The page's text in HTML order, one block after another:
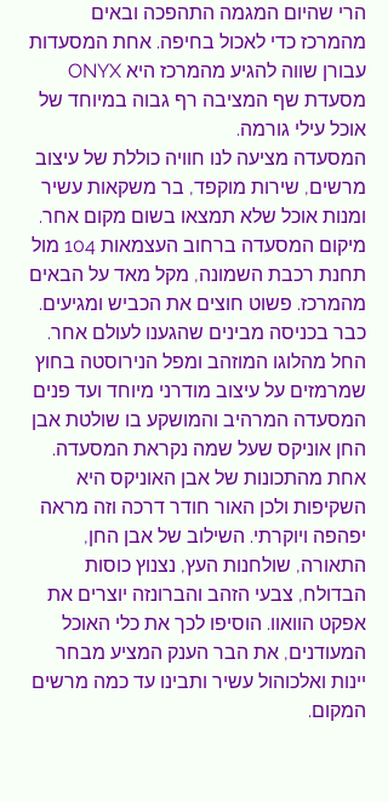
הרי שהיום המגמה התהפכה ובאים
מהמרכז כדי לאכול בחיפה. אחת המסעדות
מסעדת שף המציבה רף גבוה במיוחד של
אוכל עילי גורמה.
המסעדה מציעה לנו חוויה כוללת של עיצוב
מרשים, שירות מוקפד, בר משקאות עשיר
ומנות אוכל שלא תמצאו בשום מקום אחר.
מיקום המסעדה ברחוב העצמאות 104 מול
תחנת רכבת השמונה, מקל מאד על הבאים
מהמרכז. פשוט חוצים את הכביש ומגיעים.
כבר בכניסה מבינים שהגענו לעולם אחר.
החל מהלוגו המוזהב ומפל הנירוסטה בחוץ
שמרמזים על עיצוב מודרני מיוחד ועד פנים
המסעדה המרהיב והמושקע בו שולטת אבן
החן אוניקס שעל שמה נקראת המסעדה.
אחת מהתכונות של אבן האוניקס היא
השקיפות ולכן האור חודר דרכה וזה מראה
יפהפה ויוקרתי. השילוב של אבן החן,
התאורה, שולחנות העץ, נצנוץ כוסות
הבדולח, צבעי הזהב והברונזה יוצרים את
אפקט הוואוו. הוסיפו לכך את כלי האוכל
המעודנים, את הבר הענק המציע מבחר
יינות ואלכוהול עשיר ותבינו עד כמה מרשים
המקום.